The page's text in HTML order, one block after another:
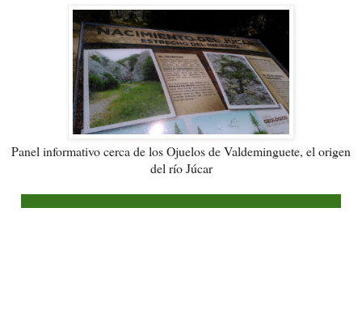
Panel informativo cerca de los Ojuelos de Valdeminguete, el origen
del río Júcar